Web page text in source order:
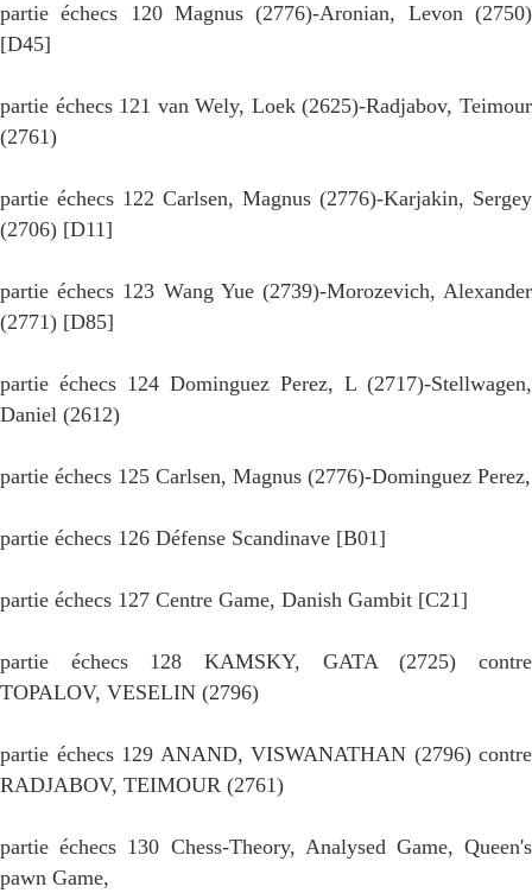
partie échecs 120 Magnus (2776)-Aronian, Levon (2750)
[D45]
partie échecs 121 van Wely, Loek (2625)-Radjabov, Teimour
(2761)
partie échecs 122 Carlsen, Magnus (2776)-Karjakin, Sergey
(2706) [D11]
partie échecs 123 Wang Yue (2739)-Morozevich, Alexander
(2771) [D85]
partie échecs 124 Dominguez Perez, L (2717)-Stellwagen,
Daniel (2612)
partie échecs 125 Carlsen, Magnus (2776)-Dominguez Perez,
partie échecs 126 Défense Scandinave [B01]
partie échecs 127 Centre Game, Danish Gambit [C21]
partie échecs 128 KAMSKY, GATA (2725) contre
TOPALOV, VESELIN (2796)
partie échecs 129 ANAND, VISWANATHAN (2796) contre
RADJABOV, TEIMOUR (2761)
partie échecs 130 Chess-Theory, Analysed Game, Queen's
pawn Game,